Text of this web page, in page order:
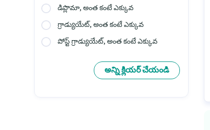
డిప్లొమా, అంత కంటే ఎక్కువ
గ్రాడ్యుయేట్, అంత కంటే ఎక్కువ
పోస్ట్ గ్రాడ్యుయేట్, అంత కంటే ఎక్కువ
అన్ని క్లియర్ చేయండి